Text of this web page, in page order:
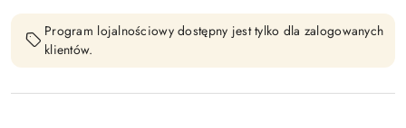
Program lojalnościowy dostępny jest tylko dla zalogowanych
klientów.